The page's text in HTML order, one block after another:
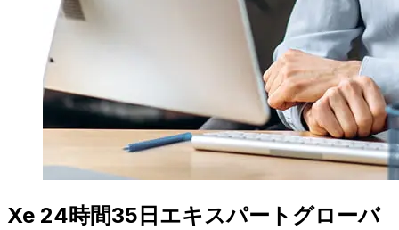
Xe 24時間35日エキスパートグローバ